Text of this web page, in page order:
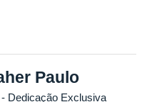
Paulo
- Dedicação Exclusiva